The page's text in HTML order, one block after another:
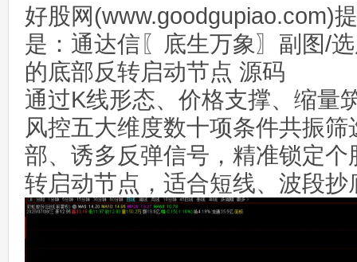
好股网(www.goodgupiao.com)
是：通达信〖底生万象〗副图/
的底部反转启动节点 源码
通过K线形态、价格支撑、缩量
风控五大维度数十项条件共振
部、诱多反弹信号，精准锁定
转启动节点，适合短线、波段抄